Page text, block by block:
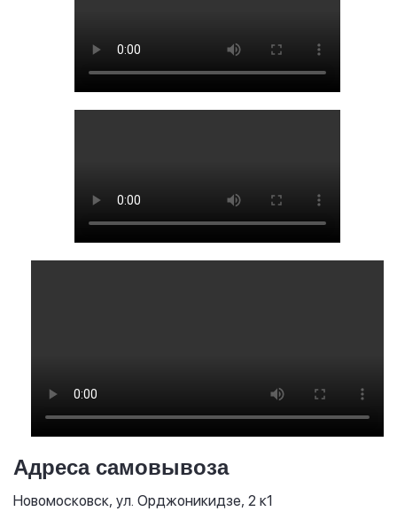
Адреса самовывоза
Новомосковск, ул. Орджоникидзе, 2 к1